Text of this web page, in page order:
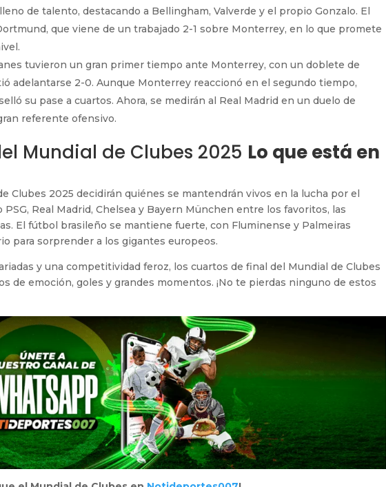
de talento, destacando a Bellingham, Valverde y el propio Gonzalo. El
que viene de un trabajado 2-1 sobre Monterrey, en lo que promete
tuvieron un gran primer tiempo ante Monterrey, con un doblete de
adelantarse 2-0. Aunque Monterrey reaccionó en el segundo tiempo,
su pase a cuartos. Ahora, se medirán al Real Madrid en un duelo de
referente ofensivo.
Mundial de Clubes 2025 Lo que está en
Clubes 2025 decidirán quiénes se mantendrán vivos en la lucha por el
Real Madrid, Chelsea y Bayern München entre los favoritos, las
El fútbol brasileño se mantiene fuerte, con Fluminense y Palmeiras
para sorprender a los gigantes europeos.
y una competitividad feroz, los cuartos de final del Mundial de Clubes
de emoción, goles y grandes momentos. ¡No te pierdas ninguno de estos